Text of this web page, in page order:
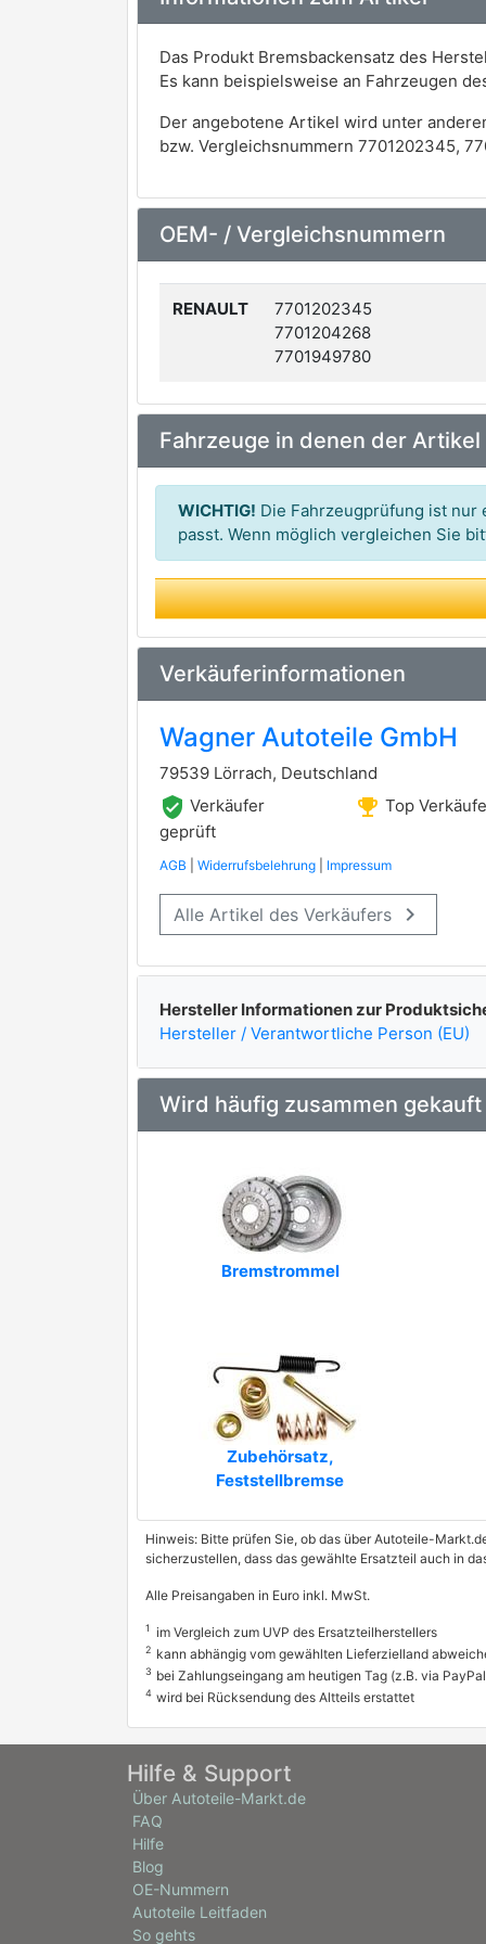
Das Produkt Bremsbackensatz des
Es kann beispielsweise an Fahrzeugen
Der angebotene Artikel wird unter
bzw. Vergleichsnummern 7701202345,
OEM- / Vergleichsnummern
RENAULT 7701202345
7701204268
7701949780
Fahrzeuge in denen der
WICHTIG! Die Fahrzeugprüfung ist nur
passt. Wenn möglich vergleichen Sie
Verkäuferinformationen
Wagner Autoteile GmbH
79539 Lörrach, Deutschland
verified_user Verkäufer
geprüft
emoji_events Top
AGB Widerrufsbelehrung Impressum
Alle Artikel des Verkäufers keyboard_arrow_right
Hersteller Informationen zur
Hersteller / Verantwortliche Person (EU)
Wird häufig zusammen gekauft
Bremstrommel
Zubehörsatz,
Feststellbremse
Hinweis: Bitte prüfen Sie, ob das über Autoteile-
sicherzustellen, dass das gewählte Ersatzteil auch in
Alle Preisangaben in Euro inkl. MwSt.
1 im Vergleich zum UVP des Ersatzteilherstellers
2 kann abhängig vom gewählten Lieferzielland
3 bei Zahlungseingang am heutigen Tag (z.B. via
4 wird bei Rücksendung des Altteils erstattet
Hilfe & Support
Über Autoteile-Markt.de
FAQ
Hilfe
Blog
OE-Nummern
Autoteile Leitfaden
So gehts